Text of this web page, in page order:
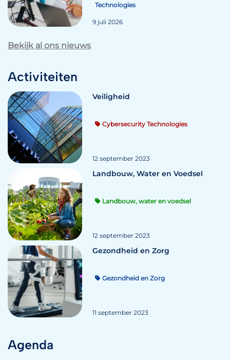
Technologies
9 juli 2026
Bekijk al ons nieuws
Activiteiten
Veiligheid
Cybersecurity Technologies
12 september 2023
Landbouw, Water en Voedsel
Landbouw, water en voedsel
12 september 2023
Gezondheid en Zorg
Gezondheid en Zorg
11 september 2023
Agenda